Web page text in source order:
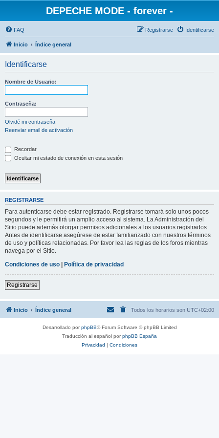
DEPECHE MODE - forever -
FAQ Identificarse
Registrarse
Inicio Índice general
Identificarse
Nombre de Usuario:
Contraseña:
Olvidé mi contraseña
Reenviar email de activación
Recordar
Ocultar mi estado de conexión en esta sesión
REGISTRARSE
Para autenticarse debe estar registrado. Registrarse tomará solo unos pocos
segundos y le permitirá un amplio acceso al sistema. La Administración del
Sitio puede además otorgar permisos adicionales a los usuarios registrados.
Antes de identificarse asegúrese de estar familiarizado con nuestros términos
de uso y políticas relacionadas. Por favor lea las reglas de los foros mientras
navega por el Sitio.
Condiciones de uso | Política de privacidad
Registrarse
Inicio Índice general Todos los horarios son UTC+02:00
Desarrollado porphpBB® Forum Software © phpBB Limited
Traducción al español porphpBB España
Privacidad | Condiciones